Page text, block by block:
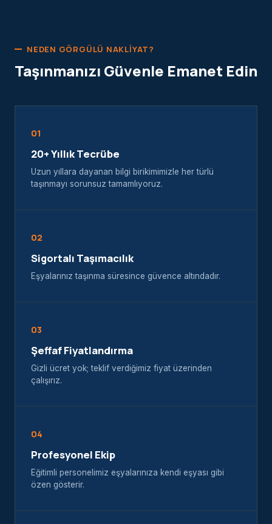
NEDEN GÖRGÜLÜ NAKLIYAT?
Taşınmanızı Güvenle Emanet Edin
01
20+ Yıllık Tecrübe
Uzun yıllara dayanan bilgi birikimimizle her türlü
taşınmayı sorunsuz tamamlıyoruz.
02
Sigortalı Taşımacılık
Eşyalarınız taşınma süresince güvence altındadır.
03
Şeffaf Fiyatlandırma
Gizli ücret yok; teklif verdiğimiz fiyat üzerinden
çalışırız.
04
Profesyonel Ekip
Eğitimli personelimiz eşyalarınıza kendi eşyası gibi
özen gösterir.